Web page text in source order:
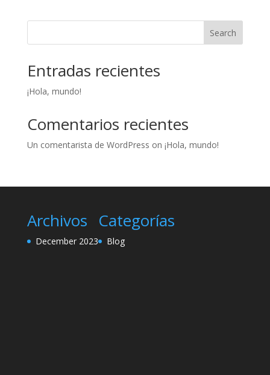
Search
Entradas recientes
¡Hola, mundo!
Comentarios recientes
Un comentarista de WordPress on ¡Hola, mundo!
Archivos
December 2023
Categorías
Blog